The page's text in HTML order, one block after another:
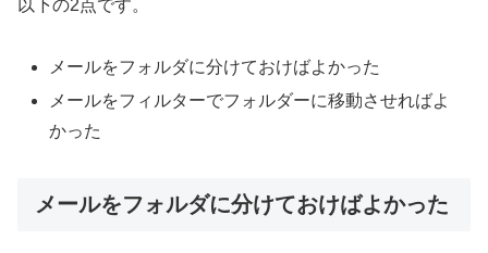
以下の2点です。
メールをフォルダに分けておけばよかった
メールをフィルターでフォルダーに移動させればよ
かった
メールをフォルダに分けておけばよかった